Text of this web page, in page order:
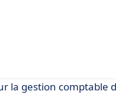
la gestion comptable